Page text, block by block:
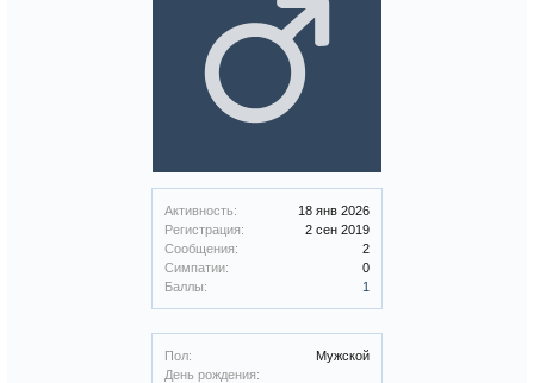
Активность:
18 янв 2026
Регистрация:
2 сен 2019
Сообщения:
2
Симпатии:
0
Баллы:
1
Пол:
Мужской
День рождения: